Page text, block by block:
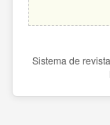
Sistema de